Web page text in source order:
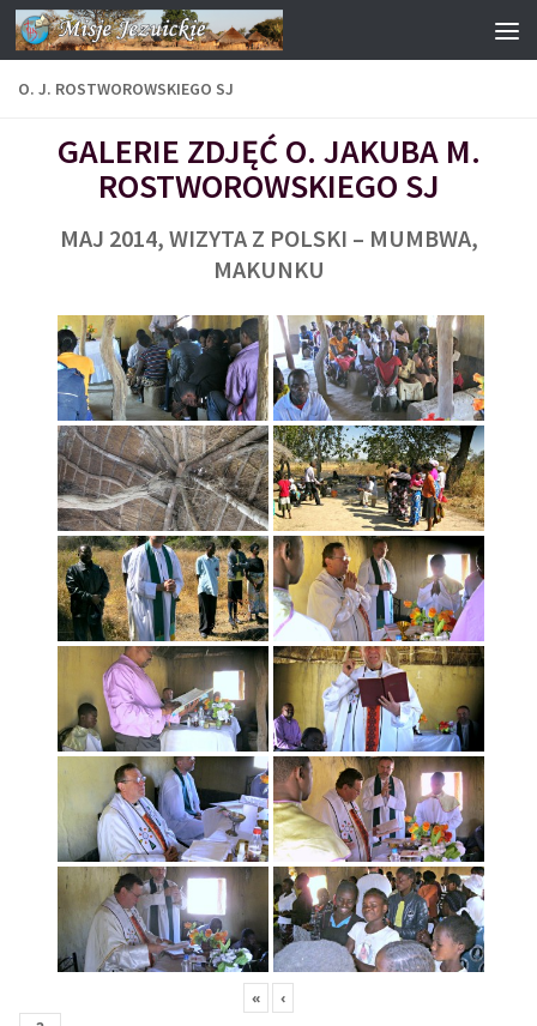
Przejdź do treści
O. J. ROSTWOROWSKIEGO SJ
GALERIE ZDJĘĆ O. JAKUBA M.
ROSTWOROWSKIEGO SJ
MAJ 2014, WIZYTA Z POLSKI – MUMBWA,
MAKUNKU
« ‹